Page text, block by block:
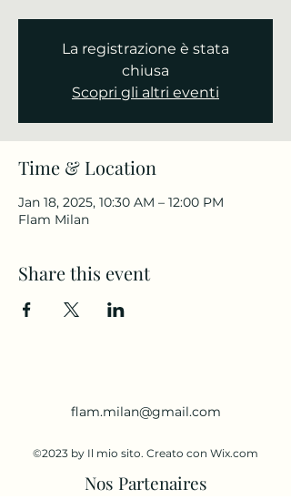
La registrazione è stata
chiusa
Scopri gli altri eventi
Time & Location
Jan 18, 2025, 10:30 AM – 12:00 PM
Flam Milan
Share this event
flam.milan@gmail.com
©2023 by Il mio sito. Creato con Wix.com
Nos Partenaires